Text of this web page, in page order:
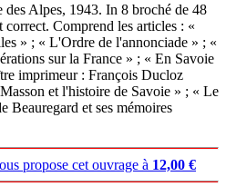
Alpes, 1943. In 8 broché de 48
correct. Comprend les articles : «
» ; « L'Ordre de l'annonciade » ; «
sur la France » ; « En Savoie
imprimeur : François Ducloz
et l'histoire de Savoie » ; « Le
Beauregard et ses mémoires
propose cet ouvrage à 12,00 €